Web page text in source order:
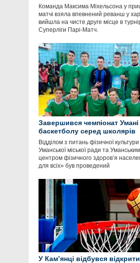
Команда Максима Міхельсона у
матчі взяла впевнений реванш у
вийшла на чисте друге місце в
Суперліги Парі-Матч.
Завершився чемпіонат Умані
баскетболу серед школярів
Відділом з питань фізичної культури
Уманської міської ради та
центром фізичного здоров’я
для всіх» був проведений
У Кам’янці відбувся